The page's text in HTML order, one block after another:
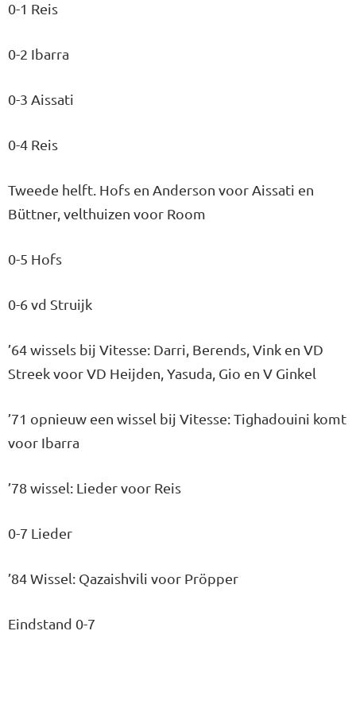
0-1 Reis
0-2 Ibarra
0-3 Aissati
0-4 Reis
Tweede helft. Hofs en Anderson voor Aissati en
Büttner, velthuizen voor Room
0-5 Hofs
0-6 vd Struijk
’64 wissels bij Vitesse: Darri, Berends, Vink en VD
Streek voor VD Heijden, Yasuda, Gio en V Ginkel
’71 opnieuw een wissel bij Vitesse: Tighadouini komt
voor Ibarra
’78 wissel: Lieder voor Reis
0-7 Lieder
’84 Wissel: Qazaishvili voor Pröpper
Eindstand 0-7